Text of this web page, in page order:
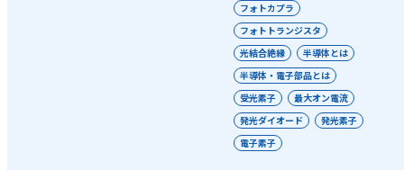
フォトカプラ
フォトトランジスタ
光結合絶縁
半導体とは
半導体・電子部品とは
受光素子
最大オン電流
発光ダイオード
発光素子
電子素子